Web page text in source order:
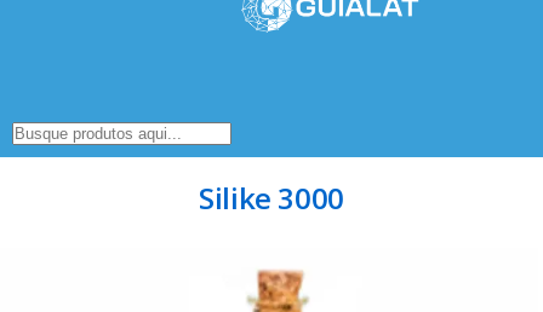
Silike 3000